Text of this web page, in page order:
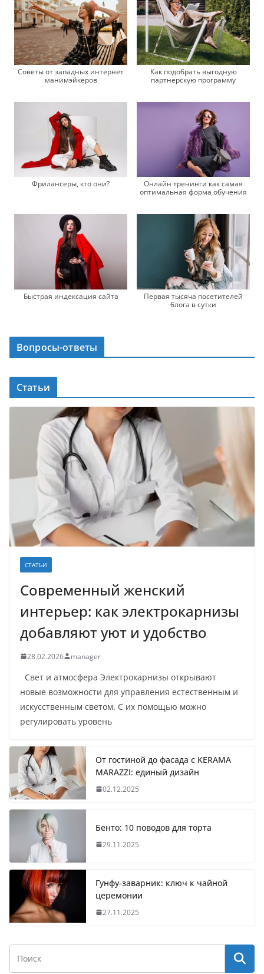
Советы от западных интернет
манимэйкеров
Как подобрать выгодную
партнерскую программу
Фрилансеры, кто они?
Онлайн тренинги как самая
оптимальная форма обучения
Быстрая индексация сайта
Первая тысяча посетителей
блога в сутки
Вопросы-ответы
Статьи
СТАТЬИ
Современный женский
интерьер: как электрокарнизы
добавляют уют и удобство
28.02.2026 manager
Свет и атмосфера Электрокарнизы открывают
новые возможности для управления естественным и
искусственным светом. С их помощью можно
регулировать уровень
От гостиной до фасада с KERAMA
MARAZZI: единый дизайн
02.12.2025
Бенто: 10 поводов для торта
29.11.2025
Гунфу-заварник: ключ к чайной
церемонии
27.11.2025